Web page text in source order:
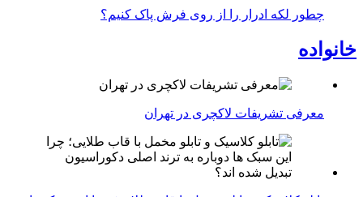
چطور لکه ادرار را از روی فرش پاک کنیم؟
خانواده
معرفی تشریفات لاکچری در تهران